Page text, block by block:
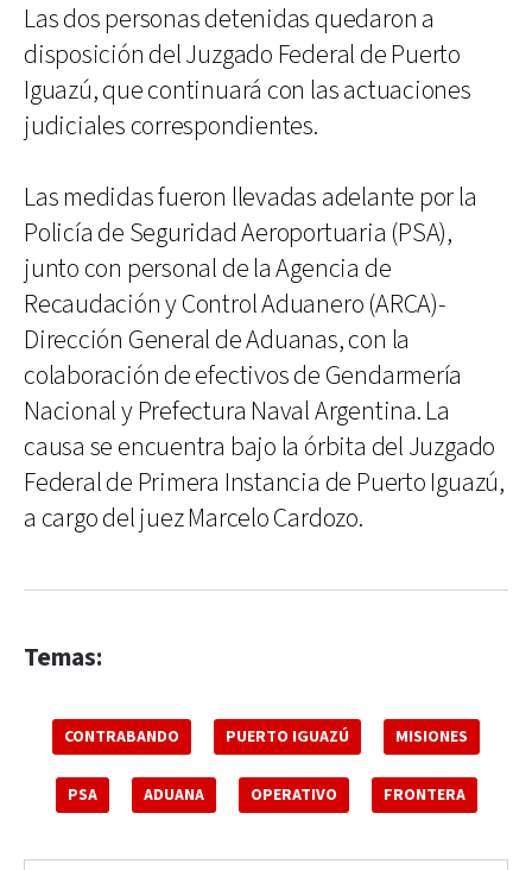
Las dos personas detenidas quedaron a
disposición del Juzgado Federal de Puerto
Iguazú, que continuará con las actuaciones
judiciales correspondientes.
Las medidas fueron llevadas adelante por la
Policía de Seguridad Aeroportuaria (PSA),
junto con personal de la Agencia de
Recaudación y Control Aduanero (ARCA)-
Dirección General de Aduanas, con la
colaboración de efectivos de Gendarmería
Nacional y Prefectura Naval Argentina. La
causa se encuentra bajo la órbita del Juzgado
Federal de Primera Instancia de Puerto Iguazú,
a cargo del juez Marcelo Cardozo.
Temas:
CONTRABANDO PUERTO IGUAZÚ MISIONES
PSA ADUANA OPERATIVO FRONTERA